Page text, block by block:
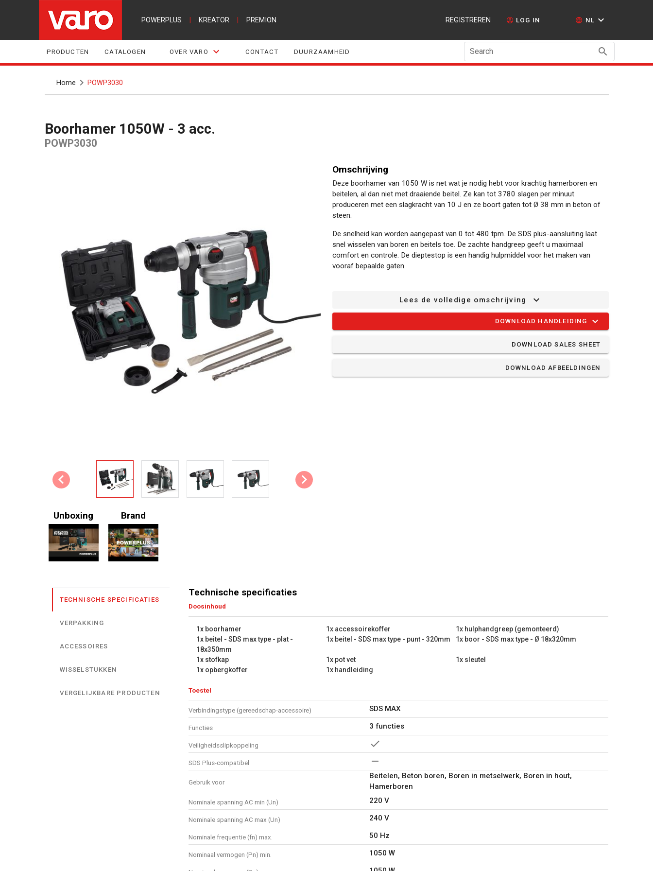
POWERPLUS KREATOR PREMION REGISTREREN LOG IN NL
PRODUCTEN CATALOGEN OVER VARO CONTACT DUURZAAMHEID Search
Home POWP3030
Boorhamer 1050W - 3 acc.
POWP3030
Unboxing Brand
Omschrijving
Deze boorhamer van 1050 W is net wat je nodig hebt voor krachtig hamerboren en
beitelen, al dan niet met draaiende beitel. Ze kan tot 3780 slagen per minuut
produceren met een slagkracht van 10 J en ze boort gaten tot Ø 38 mm in beton of
steen.
De snelheid kan worden aangepast van 0 tot 480 tpm. De SDS plus-aansluiting laat
snel wisselen van boren en beitels toe. De zachte handgreep geeft u maximaal
comfort en controle. De dieptestop is een handig hulpmiddel voor het maken van
vooraf bepaalde gaten.
links- als rechtshandige DHZ’ers in de ideale stand kan gemonteerd worden. De
POWP3030 wordt geleverd met een stofkap, 1 boor, een vlakke beitel en een
puntbeitel.
1x accessoirekoffer
Lees de volledige omschrijving
DOWNLOAD HANDLEIDING
DOWNLOAD SALES SHEET
DOWNLOAD AFBEELDINGEN
TECHNISCHE SPECIFICATIES
VERPAKKING
ACCESSOIRES
WISSELSTUKKEN
VERGELIJKBARE PRODUCTEN
Technische specificaties
Doosinhoud
1x boorhamer 1x accessoirekoffer
1x hulphandgreep (gemonteerd)
1x beitel - SDS max type - plat -
18x350mm
1x beitel - SDS max type - punt - 320mm 1x boor - SDS max type - Ø 18x320mm
1x stofkap 1x pot vet
1x sleutel
1x opbergkoffer
1x handleiding
Toestel
Verbindingstype (gereedschap-accessoire) SDS MAX
Functies 3 functies
Veiligheidsslipkoppeling
SDS Plus-compatibel
Gebruik voor
Beitelen, Beton boren, Boren in metselwerk, Boren in hout,
Hamerboren
Nominale spanning AC min (Un) 220 V
Nominale spanning AC max (Un) 240 V
Nominale frequentie (fn) max. 50 Hz
Nominaal vermogen (Pn) min. 1050 W